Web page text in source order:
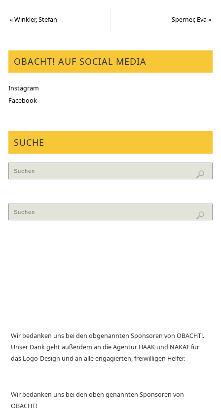
«Winkler, Stefan Sperner, Eva»
OBACHT! AUF SOCIAL MEDIA
Instagram
Facebook
SUCHE
Wir bedanken uns bei den obgenannten Sponsoren von OBACHT!.
Unser Dank geht außerdem an die Agentur HAAK und NAKAT für
das Logo-Design und an alle engagierten, freiwilligen Helfer.
Wir bedanken uns bei den oben genannten Sponsoren von
OBACHT!